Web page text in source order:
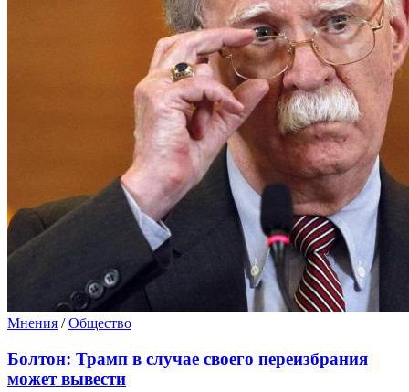
Мнения /Общество
Болтон: Трамп в случае своего переизбрания
может вывести